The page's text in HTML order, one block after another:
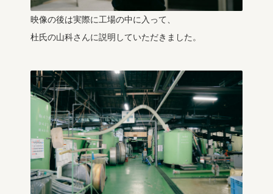
映像の後は実際に工場の中に入って、
杜氏の山科さんに説明していただきました。